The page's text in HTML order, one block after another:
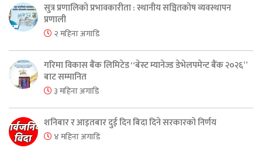
सुत्र प्रणालिको प्रभावकारीता : स्थानीय सञ्चितकोष व्यवस्थापन
प्रणाली
२ महिना अगाडि
गरिमा विकास बैंक लिमिटेड “बेस्ट म्यानेज्ड डेभेलपमेन्ट बैंक २०२६”
बाट सम्मानित
३ महिना अगाडि
शनिबार र आइतबार दुई दिन बिदा दिने सरकारको निर्णय
४ महिना अगाडि